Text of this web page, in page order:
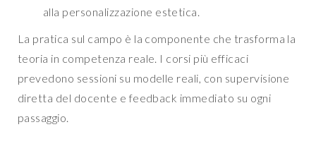
alla personalizzazione estetica.
La pratica sul campo è la componente che trasforma la
teoria in competenza reale. I corsi più efficaci
prevedono sessioni su modelle reali, con supervisione
diretta del docente e feedback immediato su ogni
passaggio.